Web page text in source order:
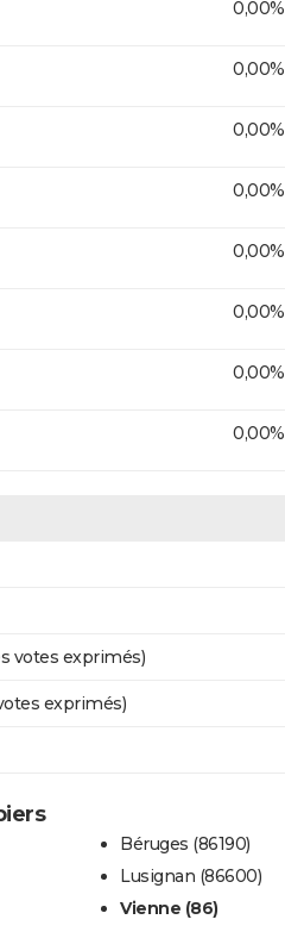
0,00%
0,00%
0,00%
0,00%
0,00%
0,00%
0,00%
0,00%
votes exprimés)
exprimés)
Béruges (86190)
Lusignan (86600)
Vienne (86)